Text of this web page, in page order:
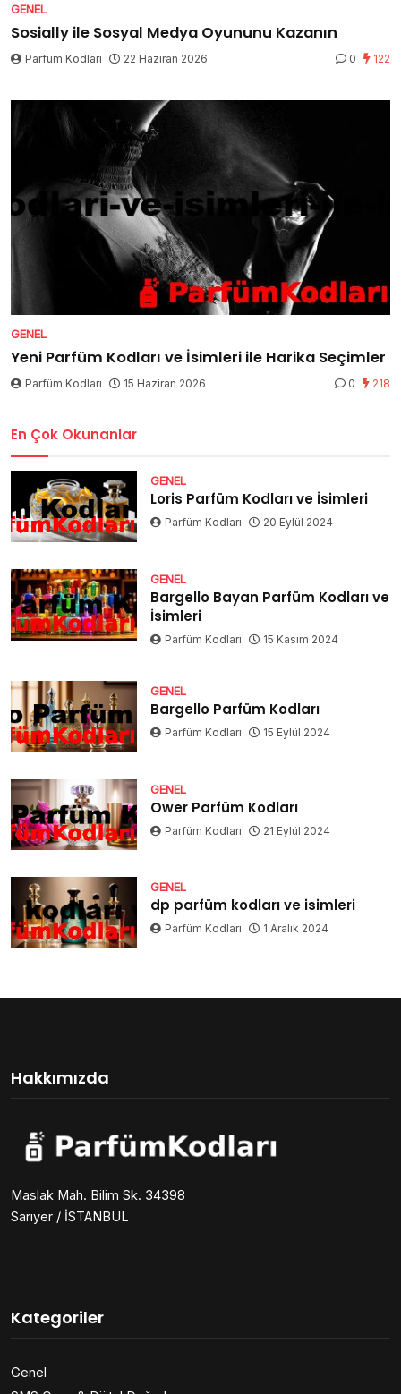
GENEL
Sosially ile Sosyal Medya Oyununu Kazanın
Parfüm Kodları 22 Haziran 2026 0 122
GENEL
Yeni Parfüm Kodları ve İsimleri ile Harika Seçimler
Parfüm Kodları 15 Haziran 2026 0 218
En Çok Okunanlar
GENEL
Loris Parfüm Kodları ve İsimleri
Parfüm Kodları 20 Eylül 2024
GENEL
Bargello Bayan Parfüm Kodları ve
İsimleri
Parfüm Kodları 15 Kasım 2024
GENEL
Bargello Parfüm Kodları
Parfüm Kodları 15 Eylül 2024
GENEL
Ower Parfüm Kodları
Parfüm Kodları 21 Eylül 2024
GENEL
dp parfüm kodları ve isimleri
Parfüm Kodları 1 Aralık 2024
Hakkımızda
Maslak Mah. Bilim Sk. 34398
Sarıyer / İSTANBUL
Kategoriler
Genel